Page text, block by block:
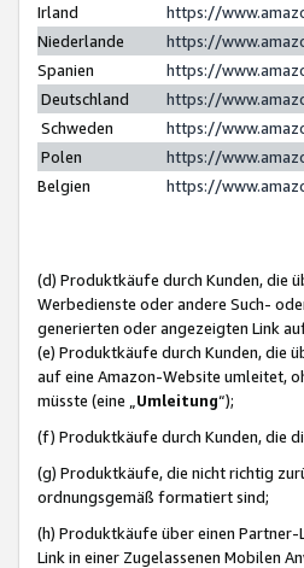
Irland
https://
Niederlande
https://
Spanien
https://
Deutschland
https://
Schweden
https://
Polen
https://
Belgien
https://
(d) Produktkäufe durch Kunden, die
Werbedienste oder andere Such-
generierten oder angezeigten Link
(e) Produktkäufe durch Kunden, die
auf eine Amazon-Website umleitet,
müsste (eine „ Umleitung“);
(f) Produktkäufe durch Kunden, die
(g) Produktkäufe, die nicht richtig
ordnungsgemäß formatiert sind;
(h) Produktkäufe über einen Partner-
Link in einer Zugelassenen Mobilen